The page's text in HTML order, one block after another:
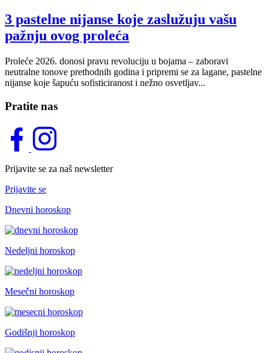
3 pastelne nijanse koje zaslužuju vašu
pažnju ovog proleća
Proleće 2026. donosi pravu revoluciju u bojama – zaboravi
neutralne tonove prethodnih godina i pripremi se za lagane, pastelne
nijanse koje šapuću sofisticiranost i nežno osvetljav...
Pratite nas
Prijavite se za naš newsletter
Prijavite se
Dnevni horoskop
Nedeljni horoskop
Mesečni horoskop
Godišnji horoskop